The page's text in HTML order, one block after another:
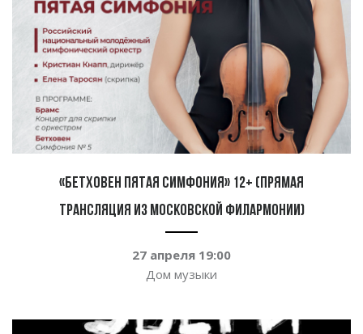
«Бетховен пятая симфония» 12+ (прямая
трансляция из Московской филармонии)
27 апреля 19:00
Дом музыки